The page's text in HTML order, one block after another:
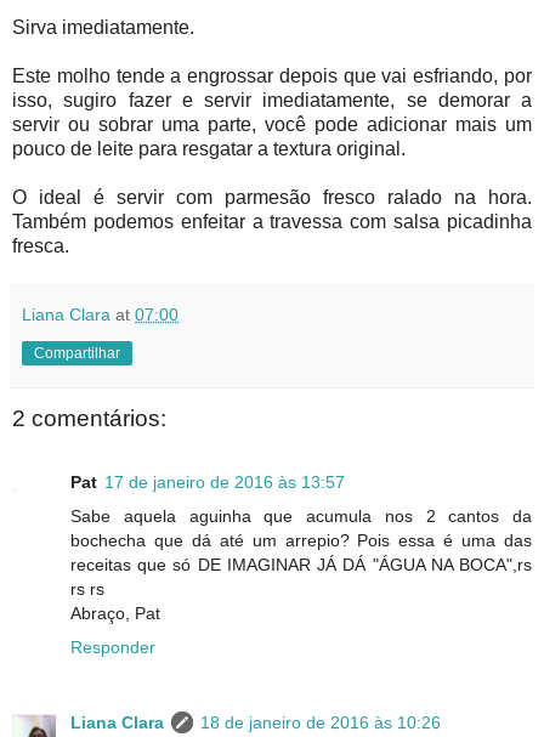
Sirva imediatamente.
Este molho tende a engrossar depois que vai esfriando, por
isso, sugiro fazer e servir imediatamente, se demorar a
servir ou sobrar uma parte, você pode adicionar mais um
pouco de leite para resgatar a textura original.
O ideal é servir com parmesão fresco ralado na hora.
Também podemos enfeitar a travessa com salsa picadinha
fresca.
Liana Clara at 07:00
Compartilhar
2 comentários:
Pat 17 de janeiro de 2016 às 13:57
Sabe aquela aguinha que acumula nos 2 cantos da
bochecha que dá até um arrepio? Pois essa é uma das
receitas que só DE IMAGINAR JÁ DÁ "ÁGUA NA BOCA",rs
rs rs
Abraço, Pat
Responder
Liana Clara
18 de janeiro de 2016 às 10:26